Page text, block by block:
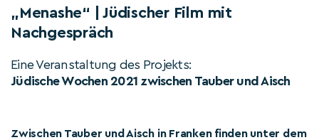
„Menashe“ | Jüdischer Film mit
Nachgespräch
Eine Veranstaltung des Projekts:
Jüdische Wochen 2021 zwischen Tauber und Aisch
Zwischen Tauber und Aisch in Franken finden unter dem